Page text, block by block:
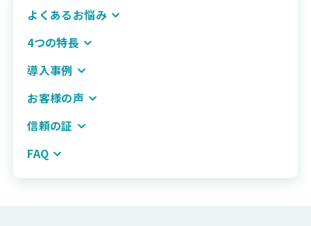
よくあるお悩み
4つの特長
導入事例
お客様の声
信頼の証
FAQ